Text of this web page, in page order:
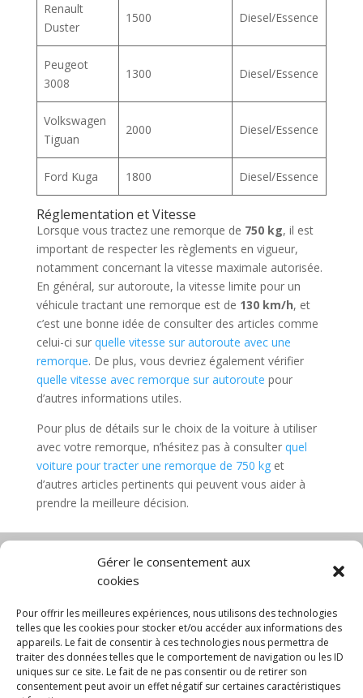
Gérer le consentement aux
cookies
Pour offrir les meilleures expériences, nous utilisons des technologies
telles que les cookies pour stocker et/ou accéder aux informations des
appareils. Le fait de consentir à ces technologies nous permettra de
traiter des données telles que le comportement de navigation ou les ID
uniques sur ce site. Le fait de ne pas consentir ou de retirer son
consentement peut avoir un effet négatif sur certaines caractéristiques
Renault
Duster
1500 Diesel/Essence
Peugeot
3008
1300 Diesel/Essence
Volkswagen
Tiguan
2000 Diesel/Essence
Ford Kuga 1800 Diesel/Essence
Réglementation et Vitesse
Lorsque vous tractez une remorque de 750 kg, il est
important de respecter les règlements en vigueur,
notamment concernant la vitesse maximale autorisée.
En général, sur autoroute, la vitesse limite pour un
véhicule tractant une remorque est de 130 km/h, et
c’est une bonne idée de consulter des articles comme
celui-ci sur quelle vitesse sur autoroute avec une
remorque. De plus, vous devriez également vérifier
quelle vitesse avec remorque sur autoroute pour
d’autres informations utiles.
Pour plus de détails sur le choix de la voiture à utiliser
avec votre remorque, n’hésitez pas à consulter quel
voiture pour tracter une remorque de 750 kget
d’autres articles pertinents qui peuvent vous aider à
prendre la meilleure décision.
Diable électrique
Chariot manutention
CGV
Mentions légales
Politique de confidentialité et protection des
données
Paiement sécurisé
Gérer mes cookies